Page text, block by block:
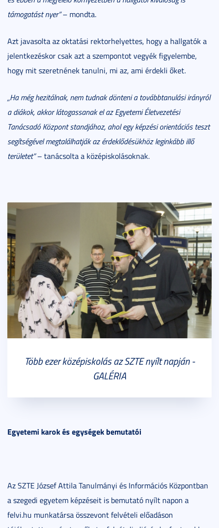
támogatást nyer”– mondta.
Azt javasolta az oktatási rektorhelyettes, hogy a hallgatók a
jelentkezéskor csak azt a szempontot vegyék figyelembe,
hogy mit szeretnének tanulni, mi az, ami érdekli őket.
„Ha még hezitálnak, nem tudnak dönteni a továbbtanulási irányról
a diákok, akkor látogassanak el az Egyetemi Életvezetési
Tanácsadó Központ standjához, ahol egy képzési orientációs teszt
segítségével megtalálhatják az érdeklődésükhöz leginkább illő
területet”– tanácsolta a középiskolásoknak.
Több ezer középiskolás az SZTE nyílt napján -
GALÉRIA
Egyetemi karok és egységek bemutatói
Az SZTE József Attila Tanulmányi és Információs Központban
a szegedi egyetem képzéseit is bemutató nyílt napon a
felvi.hu munkatársa összevont felvételi előadáson